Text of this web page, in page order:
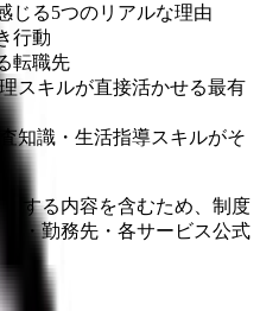
じる5つのリアルな理由
行動
転職先
スキルが直接活かせる最有
知識・生活指導スキルがそ
する内容を含むため、制度
・勤務先・各サービス公式
。